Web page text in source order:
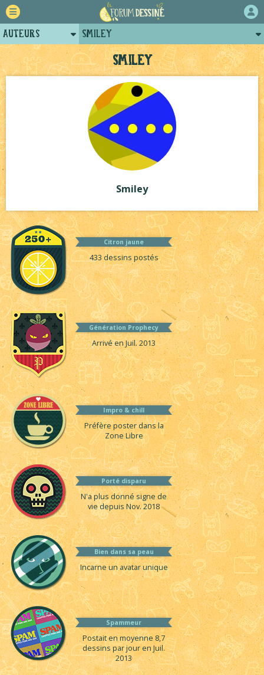
Smiley
Smiley
Citron jaune
433 dessins postés
Génération Prophecy
Arrivé en Juil. 2013
Impro & chill
Préfère poster dans la
Zone Libre
Porté disparu
N'a plus donné signe de
vie depuis Nov. 2018
Bien dans sa peau
Incarne un avatar unique
Spammeur
Postait en moyenne 8,7
dessins par jour en Juil.
2013
Auteurs
Retour
Forum
Projets
Tutoriels
Smiley
Posts de smiley
Arènes de smiley
Projets collectifs de smiley